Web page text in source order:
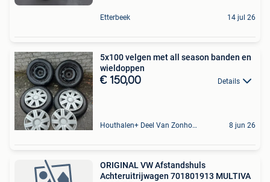
Etterbeek 14 jul 26
5x100 velgen met all season banden en
wieldoppen
€ 150,00 Details
Houthalen+ Deel Van Zonhoven En Zolder 8 jun 26
ORIGINAL VW Afstandshuls
Achteruitrijwagen 701801913 MULTIVA